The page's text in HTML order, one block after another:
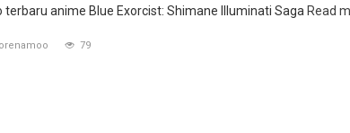
terbaru anime Blue Exorcist: Shimane Illuminati Saga Read
79